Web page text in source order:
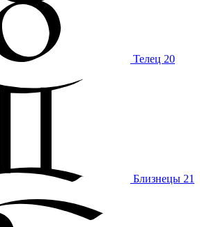
Телец 20
Близнецы 21